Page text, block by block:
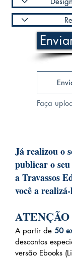
Já realizou o
publicar o
a Travassos
você a
ATENÇÃO
A partir de 50
descontos
versão Ebooks